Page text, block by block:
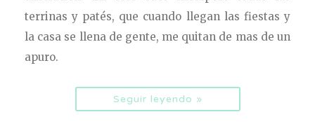
terrinas y patés, que cuando llegan las fiestas y
la casa se llena de gente, me quitan de mas de un
apuro.
Seguir leyendo »